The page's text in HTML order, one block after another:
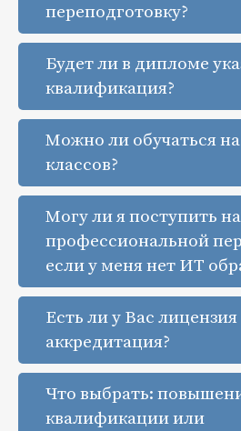
переподготовку?
Будет ли в дипломе
квалификация?
Можно ли обучаться на
классов?
Могу ли я поступить
профессиональной
если у меня нет ИТ
Есть ли у Вас
аккредитация?
Что выбрать:
квалификации или